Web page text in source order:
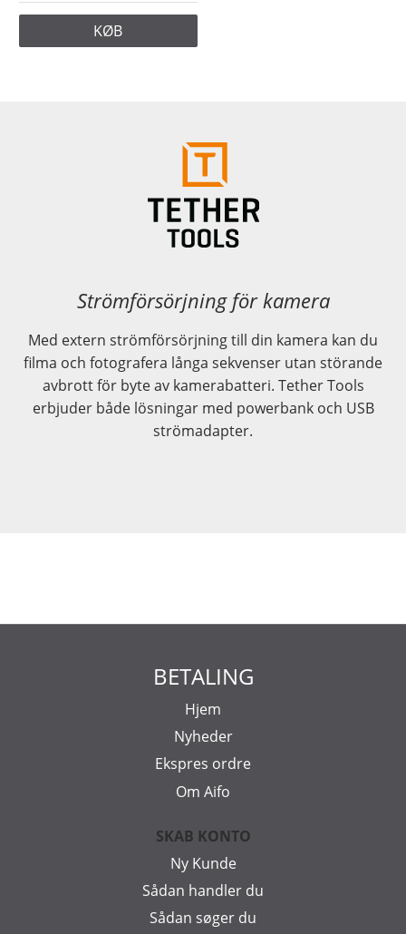
KØB
Strömförsörjning för kamera
Med extern strömförsörjning till din kamera kan du
filma och fotografera långa sekvenser utan störande
avbrott för byte av kamerabatteri. Tether Tools
erbjuder både lösningar med powerbank och USB
strömadapter.
BETALING
Hjem
Nyheder
Ekspres ordre
Om Aifo
SKAB KONTO
Ny Kunde
Sådan handler du
Sådan søger du